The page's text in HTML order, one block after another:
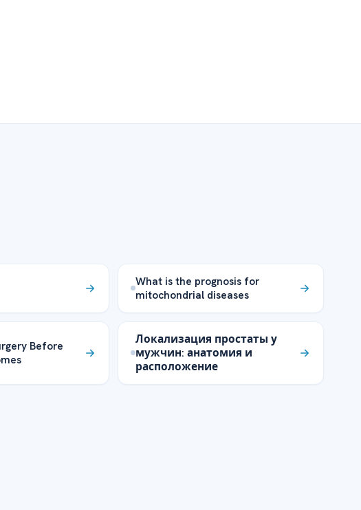
What is the prognosis for
mitochondrial diseases
Before
Локализация простаты у
мужчин: анатомия и
расположение